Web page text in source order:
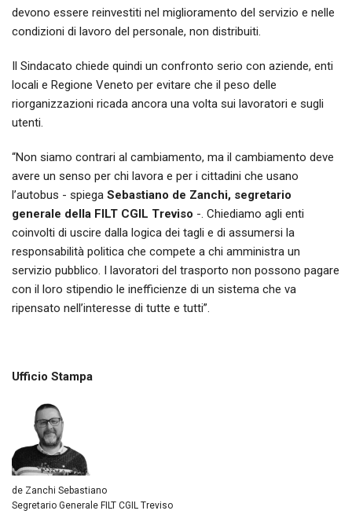
devono essere reinvestiti nel miglioramento del servizio e nelle
condizioni di lavoro del personale, non distribuiti.
Il Sindacato chiede quindi un confronto serio con aziende, enti
locali e Regione Veneto per evitare che il peso delle
riorganizzazioni ricada ancora una volta sui lavoratori e sugli
utenti.
“Non siamo contrari al cambiamento, ma il cambiamento deve
avere un senso per chi lavora e per i cittadini che usano
l’autobus - spiega Sebastiano de Zanchi, segretario
generale della FILT CGIL Treviso -. Chiediamo agli enti
coinvolti di uscire dalla logica dei tagli e di assumersi la
responsabilità politica che compete a chi amministra un
servizio pubblico. I lavoratori del trasporto non possono pagare
con il loro stipendio le inefficienze di un sistema che va
ripensato nell’interesse di tutte e tutti”.
Ufficio Stampa
de Zanchi Sebastiano
Segretario Generale FILT CGIL Treviso